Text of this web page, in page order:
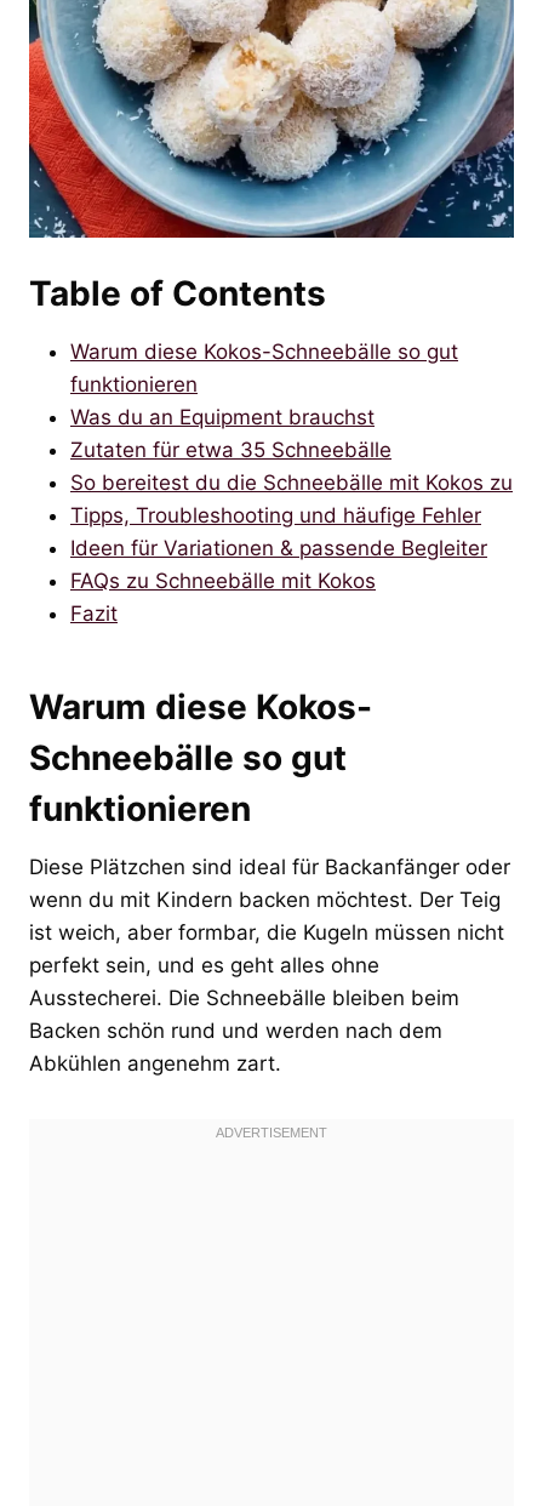
Table of Contents
Warum diese Kokos-Schneebälle so gut
funktionieren
Was du an Equipment brauchst
Zutaten für etwa 35 Schneebälle
So bereitest du die Schneebälle mit Kokos zu
Tipps, Troubleshooting und häufige Fehler
Ideen für Variationen & passende Begleiter
FAQs zu Schneebälle mit Kokos
Fazit
Warum diese Kokos-
Schneebälle so gut
funktionieren
Diese Plätzchen sind ideal für Backanfänger oder
wenn du mit Kindern backen möchtest. Der Teig
ist weich, aber formbar, die Kugeln müssen nicht
perfekt sein, und es geht alles ohne
Ausstecherei. Die Schneebälle bleiben beim
Backen schön rund und werden nach dem
Abkühlen angenehm zart.